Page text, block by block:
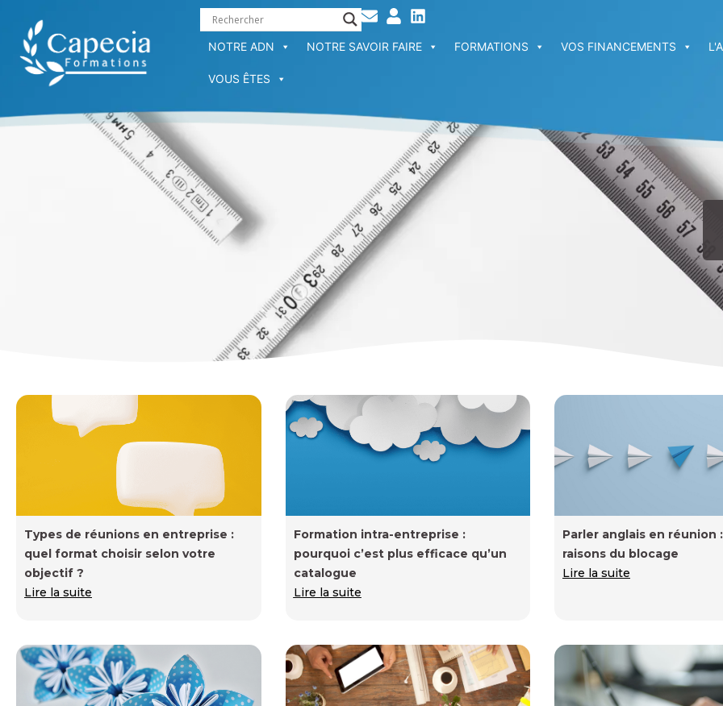
NOTRE ADN NOTRE SAVOIR FAIRE FORMATIONS VOS FINANCEMENTS
VOUS ÊTES
Types de réunions en entreprise :
quel format choisir selon votre
objectif ?
Lire la suite
Formation intra-entreprise :
pourquoi c’est plus efficace qu’un
catalogue
Lire la suite
Parler anglais en réunion
raisons du blocage
Lire la suite